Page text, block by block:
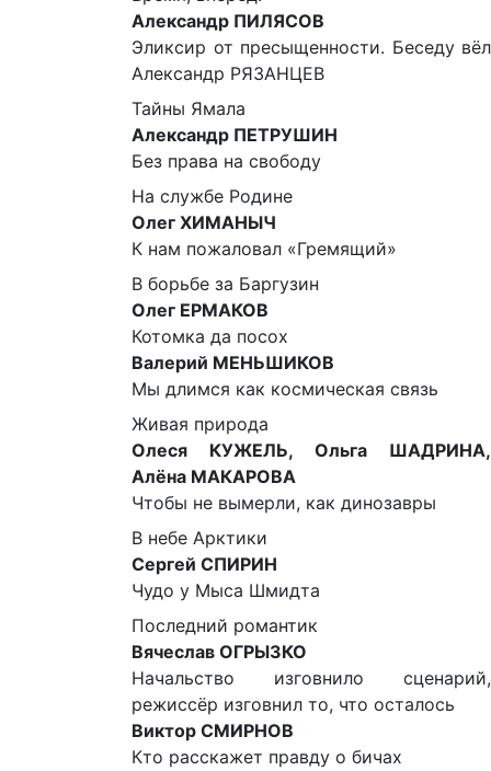
Александр ПИЛЯСОВ
Эликсир от пресыщенности. Беседу вёл
Александр РЯЗАНЦЕВ
Тайны Ямала
Александр ПЕТРУШИН
Без права на свободу
На службе Родине
Олег ХИМАНЫЧ
К нам пожаловал «Гремящий»
В борьбе за Баргузин
Олег ЕРМАКОВ
Котомка да посох
Валерий МЕНЬШИКОВ
Мы длимся как космическая связь
Живая природа
Олеся КУЖЕЛЬ, Ольга ШАДРИНА,
Алёна МАКАРОВА
Чтобы не вымерли, как динозавры
В небе Арктики
Сергей СПИРИН
Чудо у Мыса Шмидта
Последний романтик
Вячеслав ОГРЫЗКО
Начальство изговнило сценарий,
режиссёр изговнил то, что осталось
Виктор СМИРНОВ
Кто расскажет правду о бичах